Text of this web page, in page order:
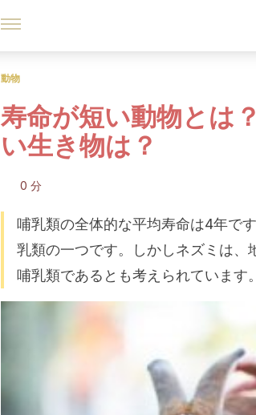
動物
寿命が短い動物とは
い生き物は？
0 分
哺乳類の全体的な平均寿命は4年で
乳類の一つです。しかしネズミは、
哺乳類であるとも考えられています。